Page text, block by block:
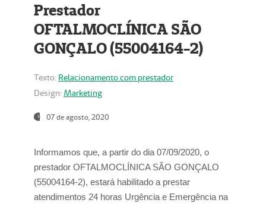
Prestador
OFTALMOCLÍNICA SÃO
GONÇALO (55004164-2)
Texto: Relacionamento com prestador
Design: Marketing
07 de agosto, 2020
Informamos que, a partir do dia07/09/2020, o
prestador OFTALMOCLÍNICA SÃO GONÇALO
(55004164-2), estará habilitado a prestar
atendimentos 24 horas Urgência e Emergência na